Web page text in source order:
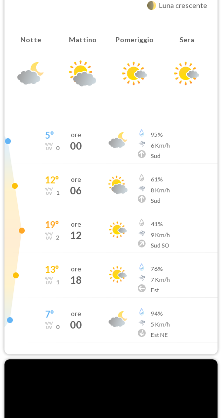
Luna crescente
Notte Mattino Pomeriggio Sera
5°
0
ore
00
95%
6Km/h
Sud
12°
1
ore
06
61%
8Km/h
Sud
19°
2
ore
12
41%
9Km/h
Sud SO
13°
1
ore
18
76%
7Km/h
Est
7°
0
ore
00
94%
5 Km/h
Est NE